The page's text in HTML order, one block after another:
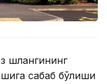
шлангининг
сабаб бўлиши